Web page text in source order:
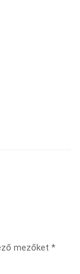
mezőket *